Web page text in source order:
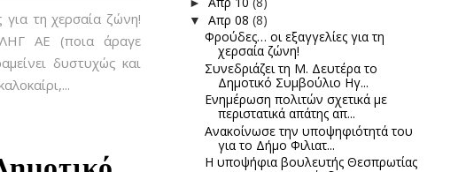
για τη χερσαία ζώνη!
ΑΕ (ποια άραγε
δυστυχώς και
►
▼ Απρ 08 (8)
Φρούδες… οι εξαγγελίες για τη
χερσαία ζώνη!
Συνεδριάζει τη Μ. Δευτέρα το
Δημοτικό Συμβούλιο Ηγ...
Ενημέρωση πολιτών σχετικά με
περιστατικά απάτης απ...
Ανακοίνωσε την υποψηφιότητά του
για το Δήμο Φιλιατ...
Η υποψήφια βουλευτής Θεσπρωτίας